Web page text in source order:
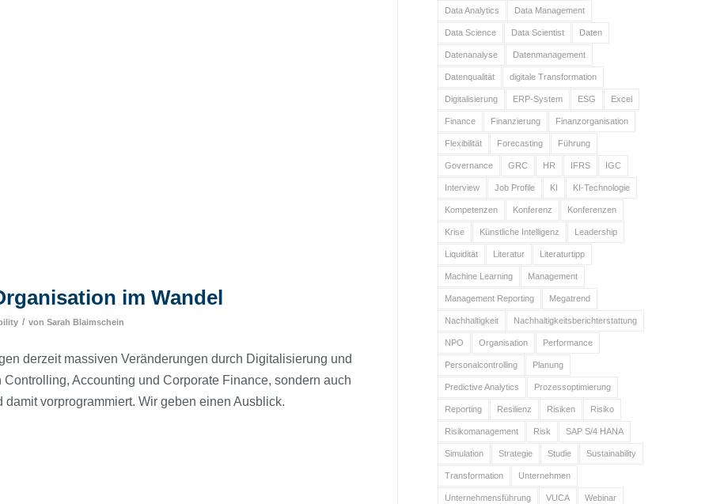
im Wandel
/ von Sarah Blaimschein
derzeit massiven Veränderungen durch Digitalisierung und
Accounting und Corporate Finance, sondern auch
vorprogrammiert. Wir geben einen Ausblick.
Data Analytics Data Management
Data Science Data Scientist Daten
Datenanalyse Datenmanagement
Datenqualität digitale Transformation
Digitalisierung ERP-System ESG Excel
Finance Finanzierung Finanzorganisation
Flexibilität Forecasting Führung
Governance GRC HR IFRS IGC
Interview Job Profile KI KI-Technologie
Kompetenzen Konferenz Konferenzen
Krise Künstliche Intelligenz Leadership
Liquidität Literatur Literaturtipp
Machine Learning Management
Management Reporting Megatrend
Nachhaltigkeit Nachhaltigkeitsberichterstattung
NPO Organisation Performance
Personalcontrolling Planung
Predictive Analytics Prozessoptimierung
Reporting Resilienz Risiken Risiko
Risikomanagement Risk SAP S/4 HANA
Simulation Strategie Studie Sustainability
Transformation Unternehmen
Unternehmensführung VUCA Webinar